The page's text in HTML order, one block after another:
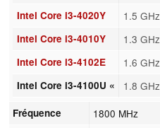
Intel Core i3-4020Y 1.5 GHz
Intel Core i3-4010Y 1.3 GHz
Intel Core i3-4102E 1.6 GHz
Intel Core i3-4100U « 1.8 GHz
Fréquence 1800 MHz